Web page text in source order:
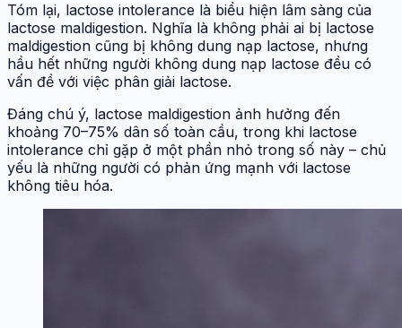
Tóm lại, lactose intolerance là biểu hiện lâm sàng của
lactose maldigestion. Nghĩa là không phải ai bị lactose
maldigestion cũng bị không dung nạp lactose, nhưng
hầu hết những người không dung nạp lactose đều có
vấn đề với việc phân giải lactose.
Đáng chú ý, lactose maldigestion ảnh hưởng đến
khoảng 70–75% dân số toàn cầu, trong khi lactose
intolerance chỉ gặp ở một phần nhỏ trong số này – chủ
yếu là những người có phản ứng mạnh với lactose
không tiêu hóa.